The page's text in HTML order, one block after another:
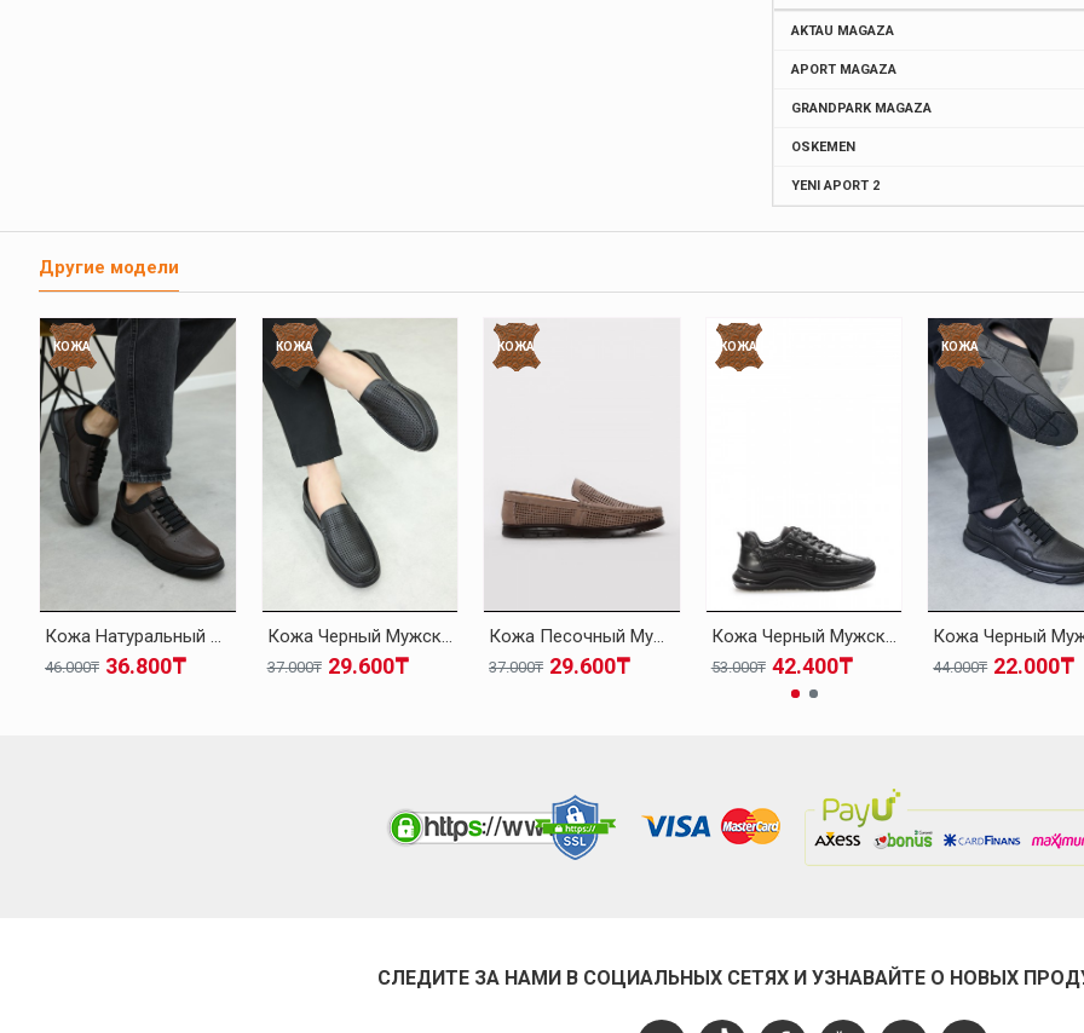
AKTAU MAGAZA
APORT MAGAZA
GRANDPARK MAGAZA
OSKEMEN
YENI APORT 2
Другие модели
КОЖА
Кожа Натуральный Мех Коричневый Мужская Повседневная Обувь 126KMA137
36.800₸
46.000₸
КОЖА
Кожа Черный Мужская Повседневная Обувь 126MA001
29.600₸
37.000₸
КОЖА
Кожа Песочный Мужская Повседневная Обувь 126MA001
29.600₸
37.000₸
КОЖА
Кожа Черный Мужская Повседневная Обувь 126MA1004
42.400₸
53.000₸
КОЖА
22.000₸
44.000₸
СЛЕДИТЕ ЗА НАМИ В СОЦИАЛЬНЫХ СЕТЯХ И УЗНАВАЙТЕ О НОВЫХ